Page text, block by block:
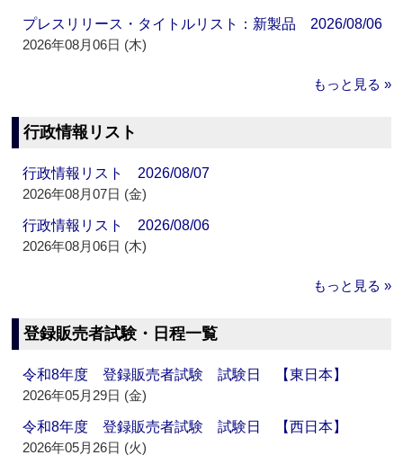
プレスリリース・タイトルリスト：新製品 2026/08/06
2026年08月06日 (木)
もっと見る »
行政情報リスト
行政情報リスト 2026/08/07
2026年08月07日 (金)
行政情報リスト 2026/08/06
2026年08月06日 (木)
もっと見る »
登録販売者試験・日程一覧
令和8年度 登録販売者試験 試験日 【東日本】
2026年05月29日 (金)
令和8年度 登録販売者試験 試験日 【西日本】
2026年05月26日 (火)